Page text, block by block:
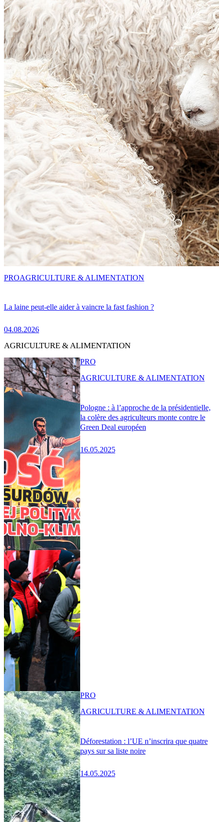
La laine peut-elle aider à vaincre la fast fashion ?
04.08.2026
PROAGRICULTURE & ALIMENTATION
AGRICULTURE & ALIMENTATION
Pologne : à l’approche de la présidentielle,
la colère des agriculteurs monte contre le
Green Deal européen
16.05.2025
PRO
AGRICULTURE & ALIMENTATION
Déforestation : l’UE n’inscrira que quatre
pays sur sa liste noire
14.05.2025
PRO
AGRICULTURE & ALIMENTATION